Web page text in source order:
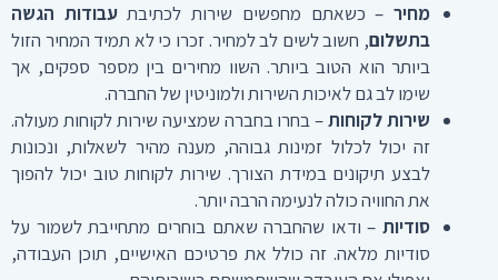
מחיר– כשאתם מחפשים שירות לכתיבת עבודות הגשה
בתשלום, חשוב לשים לב למחיר. זכרו כי לא תמיד המחיר הזול
ביותר הוא הטוב ביותר. השוו מחירים בין מספר ספקים, אך
שימו לב גם לאיכות השירות ולמוניטין של החברה.
שירות לקוחות– בחרו בחברה שמציעה שירות לקוחות מעולה.
זה יכול לכלול זמינות גבוהה, מענה מהיר לשאלות, ונכונות
לבצע תיקונים במידת הצורך. שירות לקוחות טוב יכול להפוך
את החוויה כולה לנעימה הרבה יותר.
סודיות– ודאו שהחברה שאתם בוחרים מתחייבת לשמור על
סודיות מלאה. זה כולל את פרטיכם האישיים, תוכן העבודה,